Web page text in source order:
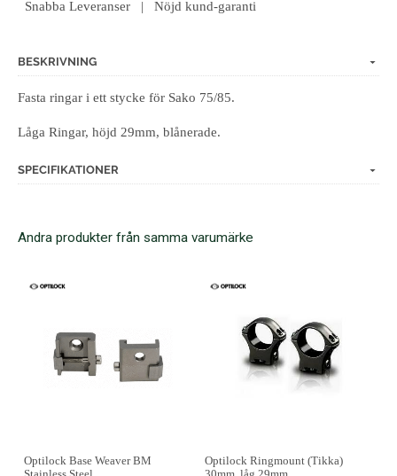
Snabba Leveranser | Nöjd kund-garanti
BESKRIVNING
Fasta ringar i ett stycke för Sako 75/85.
Låga Ringar, höjd 29mm, blånerade.
SPECIFIKATIONER
Andra produkter från samma varumärke
Optilock Base Weaver BM
Optilock Ringmount (Tikka)